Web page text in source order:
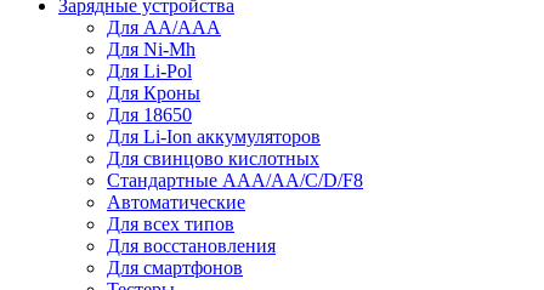
Зарядные устройства
Для AA/AAA
Для Ni-Mh
Для Li-Pol
Для Кроны
Для 18650
Для Li-Ion аккумуляторов
Для свинцово кислотных
Стандартные ААА/АА/С/D/F8
Автоматические
Для всех типов
Для восстановления
Для смартфонов